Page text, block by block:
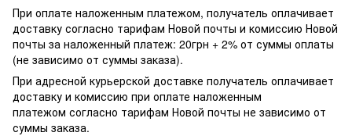
При оплате наложенным платежом, получатель оплачивает
доставку согласно тарифам Новой почты и комиссию Новой
почты за наложенный платеж: 20грн + 2% от суммы оплаты
(не зависимо от суммы заказа).
При адресной курьерской доставке получатель оплачивает
доставку и комиссию при оплате наложенным
платежом согласно тарифам Новой почты не зависимо от
суммы заказа.